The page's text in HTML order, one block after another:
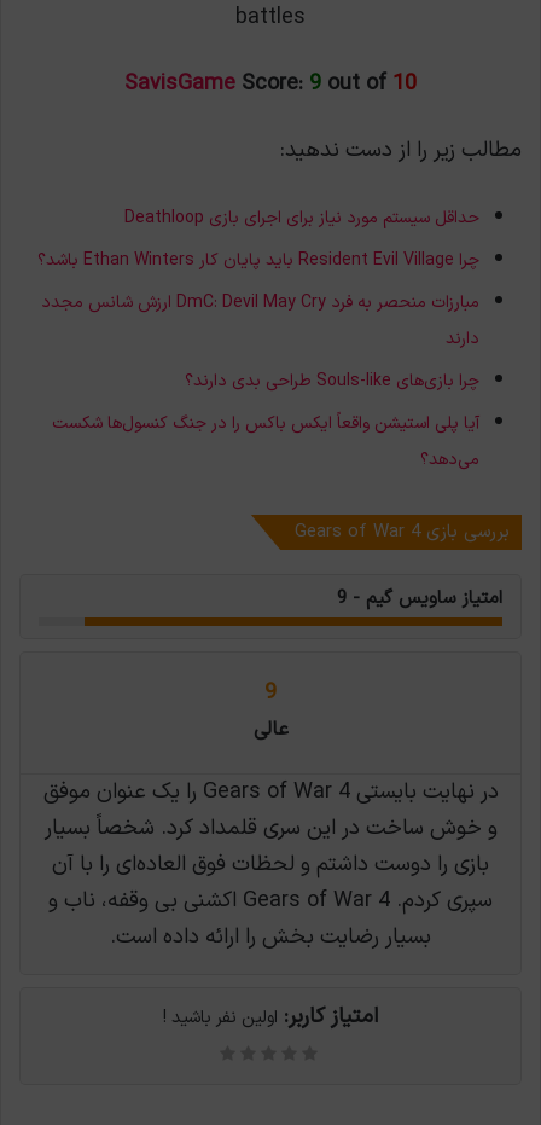
battles
SavisGame Score: 9 out of 10
مطالب زیر را از دست ندهید:
حداقل سیستم مورد نیاز برای اجرای بازی Deathloop
چرا Resident Evil Village باید پایان کار Ethan Winters باشد؟
مبارزات منحصر به فرد DmC: Devil May Cry ارزش شانس مجدد
دارند
چرا بازی‌های Souls-like طراحی بدی دارند؟
آیا پلی استیشن واقعاً ایکس باکس را در جنگ کنسول‌ها شکست
می‌دهد؟
بررسی بازی Gears of War 4
امتیاز ساویس گیم - 9
9
عالی
در نهایت بایستی Gears of War 4 را یک عنوان موفق
و خوش ساخت در این سری قلمداد کرد. شخصاً بسیار
بازی را دوست داشتم و لحظات فوق العاده‌ای را با آن
سپری کردم. Gears of War 4 اکشنی بی وقفه، ناب و
بسیار رضایت بخش را ارائه داده است.
امتیاز کاربر: اولین نفر باشید !